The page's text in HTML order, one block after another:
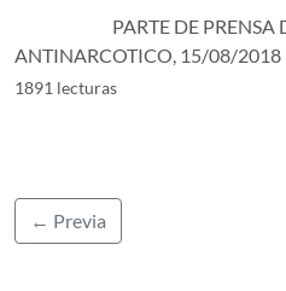
PARTE DE PRENSA DE
ANTINARCOTICO, 15/08/2018
1891 lecturas
← Previa